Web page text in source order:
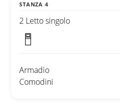
STANZA 4
2 Letto singolo
Armadio
Comodini